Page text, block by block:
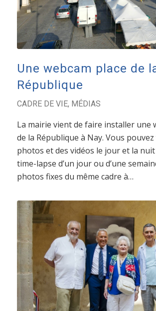
Une webcam place de
République
CADRE DE VIE, MÉDIAS
La mairie vient de faire installer une
de la République à Nay. Vous
photos et des vidéos le jour et la
time-lapse d’un jour ou d’une
photos fixes du même cadre à…